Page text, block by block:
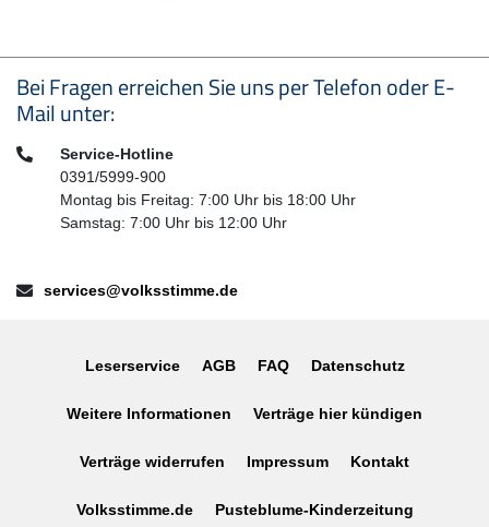
Seitenfußbereich
Bei Fragen erreichen Sie uns per Telefon oder E-
Mail unter:
Telefon:Service-Hotline
0391/5999-900
Montag bis Freitag: 7:00 Uhr bis 18:00 Uhr
Samstag: 7:00 Uhr bis 12:00 Uhr
E-Mail:services@volksstimme.de
Leserservice AGB FAQ Datenschutz
Weitere Informationen Verträge hier kündigen
Verträge widerrufen Impressum Kontakt
Volksstimme.de Pusteblume-Kinderzeitung